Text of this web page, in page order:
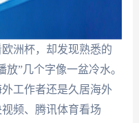
洲杯，却发现熟悉的
”几个字像一盆冷水。
工作者还是久居海外
频、腾讯体育看场